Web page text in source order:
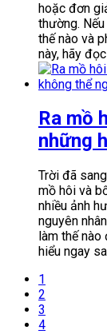
hoặc đơn
thường.
thế nào và
này, hãy
Ra mồ
những
Trời đã
mồ hôi và
nhiều ảnh
nguyên
làm thế
hiểu ngay
1
2
3
4